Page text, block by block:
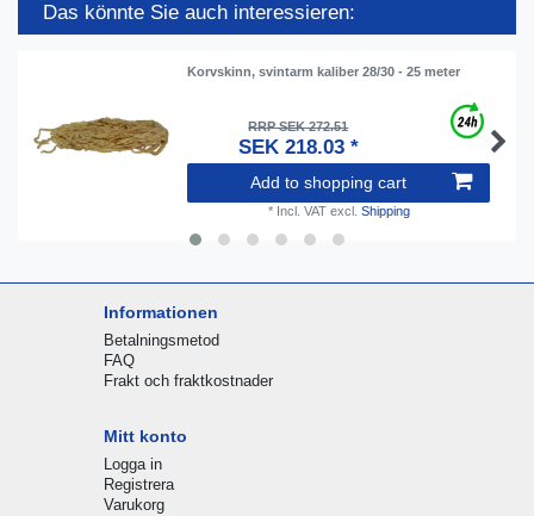
Das könnte Sie auch interessieren:
Korvskinn, svintarm kaliber 28/30 - 25 meter
RRP SEK 272.51
SEK 218.03 *
Add to shopping cart
* Incl. VATexcl. Shipping
Informationen
Betalningsmetod
FAQ
Frakt och fraktkostnader
Mitt konto
Logga in
Registrera
Varukorg